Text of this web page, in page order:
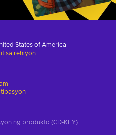
States of America
sa rehiyon
ng produkto (CD-KEY)